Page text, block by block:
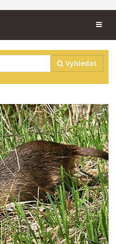
Vyhledat